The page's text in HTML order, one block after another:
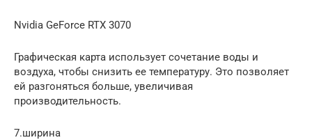
Nvidia GeForce RTX 3070
Графическая карта использует сочетание воды и
воздуха, чтобы снизить ее температуру. Это позволяет
ей разгоняться больше, увеличивая
производительность.
7.ширина